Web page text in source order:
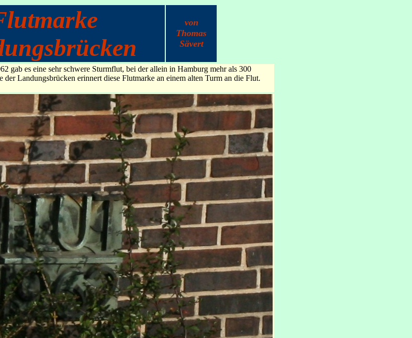
von
Thomas
Sävert
gab es eine sehr schwere Sturmflut, bei der allein in Hamburg mehr als 300
der Landungsbrücken erinnert diese Flutmarke an einem alten Turm an die Flut.